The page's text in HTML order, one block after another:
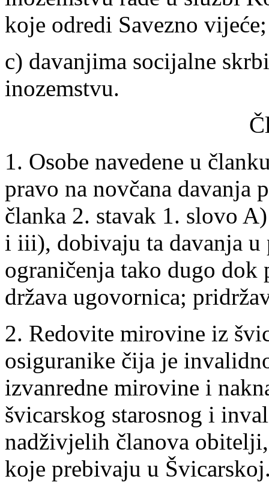
koje odredi Savezno vijeće;
c) davanjima socijalne
inozemstvu.
1. Osobe navedene u
pravo na novčana davanja
članka 2. stavak 1. slovo
i iii), dobivaju ta davanja u
ograničenja tako dugo
država ugovornica;
2. Redovite mirovine iz
osiguranike čija je
izvanredne mirovine i
švicarskog starosnog i
nadživjelih članova obitelji,
koje prebivaju u